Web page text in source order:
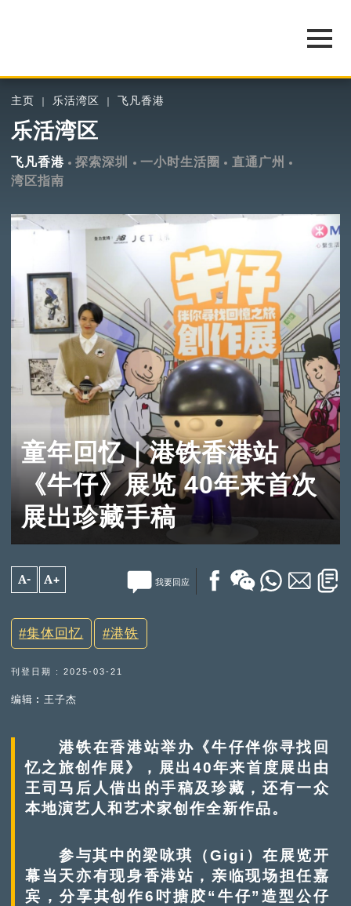
主页 乐活湾区 飞凡香港
乐活湾区
飞凡香港 探索深圳 一小时生活圈
直通广州
湾区指南
童年回忆｜港铁香港站
《牛仔》展览 40年来首次
展出珍藏手稿
A- A+ 我要回应
集体回忆 港铁
刊登日期 : 2025-03-21
编辑︰王子杰
港铁在香港站举办《牛仔伴你寻找回
忆之旅创作展》，展出40年来首度展出由
王司马后人借出的手稿及珍藏，还有一众
本地演艺人和艺术家创作全新作品。
参与其中的梁咏琪（Gigi）在展览开
幕当天亦有现身香港站，亲临现场担任嘉
宾，分享其创作6吋搪胶“牛仔”造型公仔